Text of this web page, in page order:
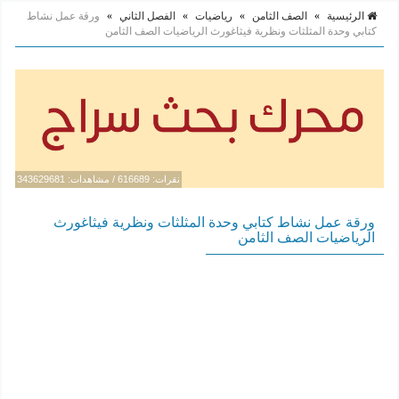
الرئيسية » الصف الثامن » رياضيات » الفصل الثاني »
ورقة عمل نشاط
كتابي وحدة المثلثات ونظرية فيثاغورث الرياضيات الصف الثامن
نقرات: 616689 / مشاهدات: 343629681
ورقة عمل نشاط كتابي وحدة المثلثات ونظرية فيثاغورث
الرياضيات الصف الثامن